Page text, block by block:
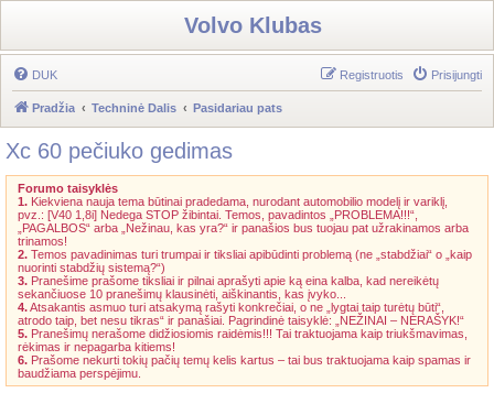
Volvo Klubas
DUK Prisijungti
Registruotis
Pradžia Techninė Dalis Pasidariau pats
Xc 60 pečiuko gedimas
Forumo taisyklės
1. Kiekviena nauja tema būtinai pradedama, nurodant automobilio modelį ir variklį,
pvz.: [V40 1,8i] Nedega STOP žibintai. Temos, pavadintos „PROBLEMA!!!“,
„PAGALBOS“ arba „Nežinau, kas yra?“ ir panašios bus tuojau pat užrakinamos arba
trinamos!
2. Temos pavadinimas turi trumpai ir tiksliai apibūdinti problemą (ne „stabdžiai“ o „kaip
nuorinti stabdžių sistemą?“)
3. Pranešime prašome tiksliai ir pilnai aprašyti apie ką eina kalba, kad nereikėtų
sekančiuose 10 pranešimų klausinėti, aiškinantis, kas įvyko...
4.Atsakantis asmuo turi atsakymą rašyti konkrečiai, o ne „lygtai taip turėtų būti“,
atrodo taip, bet nesu tikras“ ir panašiai. Pagrindinė taisyklė: „NEŽINAI – NERAŠYK!“
5. Pranešimų nerašome didžiosiomis raidėmis!!! Tai traktuojama kaip triukšmavimas,
rėkimas ir nepagarba kitiems!
6. Prašome nekurti tokių pačių temų kelis kartus – tai bus traktuojama kaip spamas ir
baudžiama perspėjimu.